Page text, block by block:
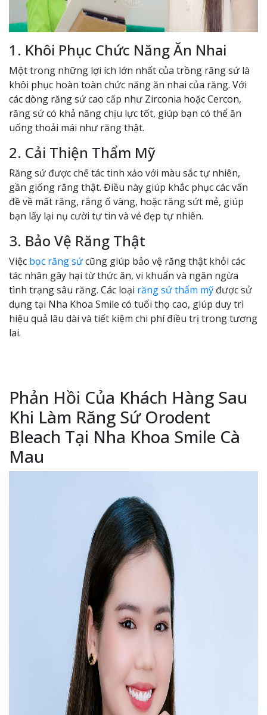
1. Khôi Phục Chức Năng Ăn Nhai
Một trong những lợi ích lớn nhất của trồng răng sứ là
khôi phục hoàn toàn chức năng ăn nhai của răng. Với
các dòng răng sứ cao cấp như Zirconia hoặc Cercon,
răng sứ có khả năng chịu lực tốt, giúp bạn có thể ăn
uống thoải mái như răng thật.
2. Cải Thiện Thẩm Mỹ
Răng sứ được chế tác tinh xảo với màu sắc tự nhiên,
gần giống răng thật. Điều này giúp khắc phục các vấn
đề về mất răng, răng ố vàng, hoặc răng sứt mẻ, giúp
bạn lấy lại nụ cười tự tin và vẻ đẹp tự nhiên.
3. Bảo Vệ Răng Thật
Việc bọc răng sứcũng giúp bảo vệ răng thật khỏi các
tác nhân gây hại từ thức ăn, vi khuẩn và ngăn ngừa
tình trạng sâu răng. Các loại răng sứ thẩm mỹ được sử
dụng tại Nha Khoa Smile có tuổi thọ cao, giúp duy trì
hiệu quả lâu dài và tiết kiệm chi phí điều trị trong tương
lai.
Phản Hồi Của Khách Hàng Sau
Khi Làm Răng Sứ Orodent
Bleach Tại Nha Khoa Smile Cà
Mau